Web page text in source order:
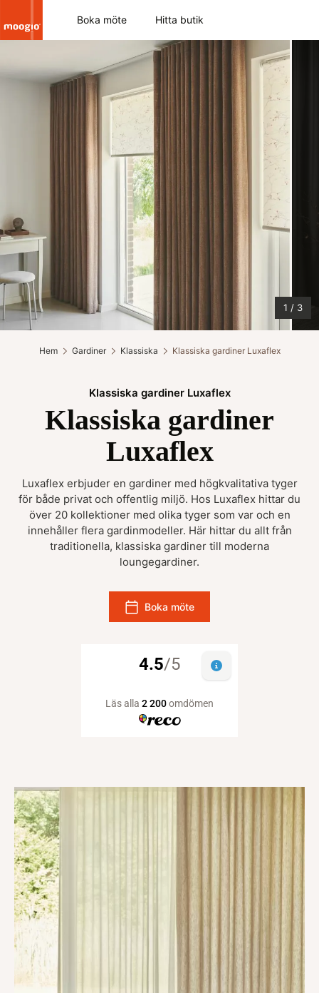
Boka möte Hitta butik
1 / 3
Hem Gardiner Klassiska Klassiska gardiner Luxaflex
Klassiska gardiner Luxaflex
Klassiska gardiner
Luxaflex
Luxaflex erbjuder en gardiner med högkvalitativa tyger
för både privat och offentlig miljö. Hos Luxaflex hittar du
över 20 kollektioner med olika tyger som var och en
innehåller flera gardinmodeller. Här hittar du allt från
traditionella, klassiska gardiner till moderna
loungegardiner.
Boka möte